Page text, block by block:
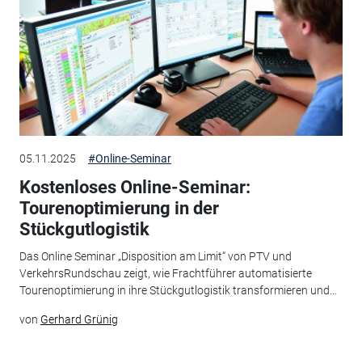
05.11.2025 #Online-Seminar
Kostenloses Online-Seminar:
Tourenoptimierung in der
Stückgutlogistik
Das Online Seminar „Disposition am Limit“ von PTV und
VerkehrsRundschau zeigt, wie Frachtführer automatisierte
Tourenoptimierung in ihre Stückgutlogistik transformieren und...
von Gerhard Grünig